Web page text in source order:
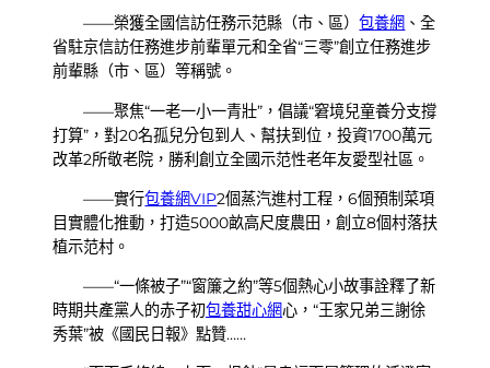
——榮獲全國信訪任務示范縣（市、區）包養網 、全
省駐京信訪任務進步前輩單元和全省“三零”創立任務進步
前輩縣（市、區）等稱號。
——聚焦“一老一小一青壯”，倡議“窘境兒童養分支撐
打算”，對20名孤兒分包到人、幫扶到位，投資1700萬元
改革2所敬老院，勝利創立全國示范性老年友愛型社區。
——實行包養網VIP2個蒸汽進村工程，6個預制菜項
目實體化推動，打造5000畝高尺度農田，創立8個村落扶
植示范村。
——“一條被子”“窗簾之約”等5個熱心小故事詮釋了新
時期共產黨人的赤子初包養甜心網心，“王家兄弟三謝徐
秀葉”被《國民日報》點贊……